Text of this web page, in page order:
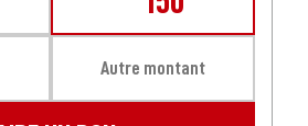
Autre montant